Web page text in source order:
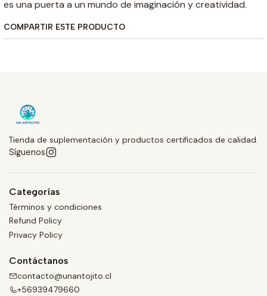
es una puerta a un mundo de imaginación y creatividad.
COMPARTIR ESTE PRODUCTO
Tienda de suplementación y productos certificados de calidad.
Síguenos
Categorías
Términos y condiciones
Refund Policy
Privacy Policy
Contáctanos
contacto@unantojito.cl
+56939479660